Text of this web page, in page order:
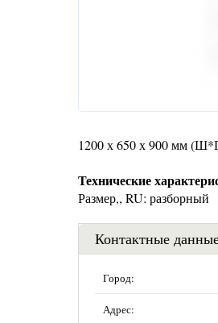
1200 х 650 х 900 мм
Технические
Размер,, RU: разборный
Контактные
Город:
Адрес: